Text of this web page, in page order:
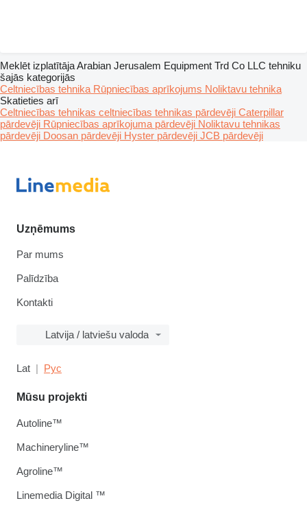
Meklēt izplatītāja Arabian Jerusalem Equipment Trd Co LLC tehniku
šajās kategorijās
Celtniecības tehnika Rūpniecības aprīkojums Noliktavu tehnika
Skatieties arī
Celtniecības tehnikas celtniecības tehnikas pārdevēji Caterpillar
pārdevēji Rūpniecības aprīkojuma pārdevēji Noliktavu tehnikas
pārdevēji Doosan pārdevēji Hyster pārdevēji JCB pārdevēji
Uzņēmums
Par mums
Palīdzība
Kontakti
Latvija / latviešu valoda
Lat Рус
Mūsu projekti
Autoline™
Machineryline™
Agroline™
Linemedia Digital ™